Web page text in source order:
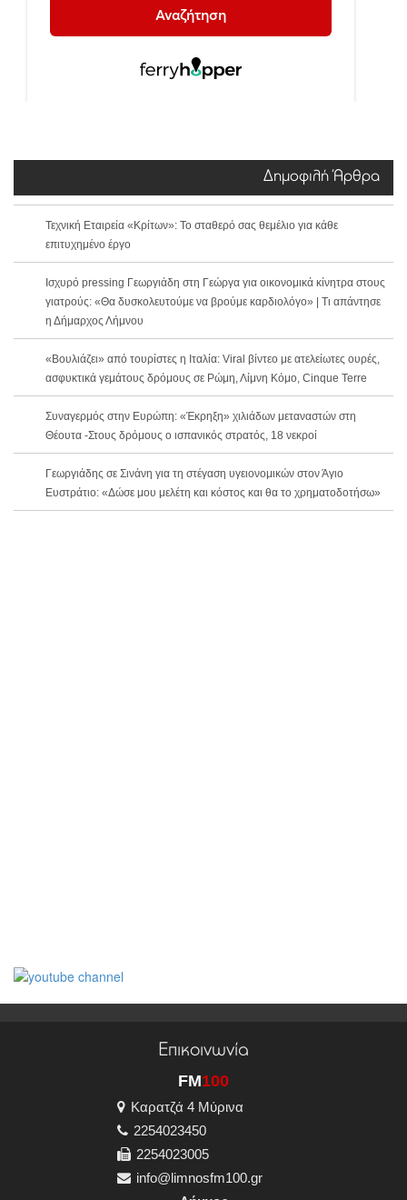
Δημοφιλή Άρθρα
Τεχνική Εταιρεία «Κρίτων»: Το σταθερό σας θεμέλιο για κάθε
επιτυχημένο έργο
Ισχυρό pressing Γεωργιάδη στη Γεώργα για οικονομικά κίνητρα στους
γιατρούς: «Θα δυσκολευτούμε να βρούμε καρδιολόγο» | Τι απάντησε
η Δήμαρχος Λήμνου
«Βουλιάζει» από τουρίστες η Ιταλία: Viral βίντεο με ατελείωτες ουρές,
ασφυκτικά γεμάτους δρόμους σε Ρώμη, Λίμνη Κόμο, Cinque Terre
Συναγερμός στην Ευρώπη: «Έκρηξη» χιλιάδων μεταναστών στη
Θέουτα -Στους δρόμους ο ισπανικός στρατός, 18 νεκροί
Γεωργιάδης σε Σινάνη για τη στέγαση υγειονομικών στον Άγιο
Ευστράτιο: «Δώσε μου μελέτη και κόστος και θα το χρηματοδοτήσω»
Επικοινωνία
FM100
Καρατζά 4 Μύρινα
2254023450
2254023005
info@limnosfm100.gr